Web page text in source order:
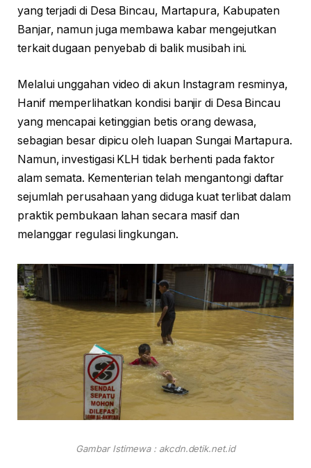
yang terjadi di Desa Bincau, Martapura, Kabupaten
Banjar, namun juga membawa kabar mengejutkan
terkait dugaan penyebab di balik musibah ini.
Melalui unggahan video di akun Instagram resminya,
Hanif memperlihatkan kondisi banjir di Desa Bincau
yang mencapai ketinggian betis orang dewasa,
sebagian besar dipicu oleh luapan Sungai Martapura.
Namun, investigasi KLH tidak berhenti pada faktor
alam semata. Kementerian telah mengantongi daftar
sejumlah perusahaan yang diduga kuat terlibat dalam
praktik pembukaan lahan secara masif dan
melanggar regulasi lingkungan.
Gambar Istimewa : akcdn.detik.net.id